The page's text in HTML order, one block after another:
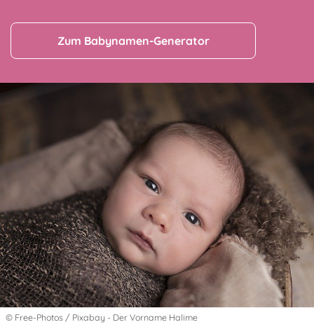
Zum Babynamen-Generator
© Free-Photos / Pixabay - Der Vorname Halime